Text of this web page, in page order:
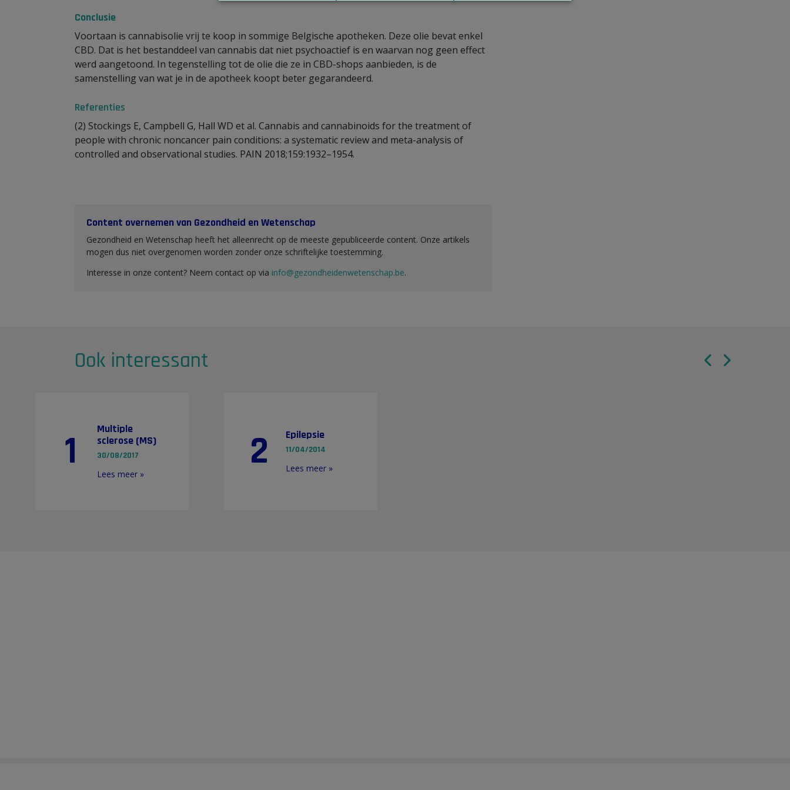
Conclusie
Voortaan is cannabisolie vrij te koop in sommige Belgische apotheken. Deze olie bevat enkel
CBD. Dat is het bestanddeel van cannabis dat niet psychoactief is en waarvan nog geen effect
werd aangetoond. In tegenstelling tot de olie die ze in CBD-shops aanbieden, is de
samenstelling van wat je in de apotheek koopt beter gegarandeerd.
Referenties
(2) Stockings E, Campbell G, Hall WD et al. Cannabis and cannabinoids for the treatment of
people with chronic noncancer pain conditions: a systematic review and meta-analysis of
controlled and observational studies. PAIN 2018;159:1932–1954.
Content overnemen van Gezondheid en Wetenschap
Gezondheid en Wetenschap heeft het alleenrecht op de meeste gepubliceerde content. Onze artikels
mogen dus niet overgenomen worden zonder onze schriftelijke toestemming.
Interesse in onze content? Neem contact op via info@gezondheidenwetenschap.be.
Ook interessant
1
Multiple
sclerose (MS)
30/08/2017
Lees meer » 2 Epilepsie
11/04/2014
Lees meer »